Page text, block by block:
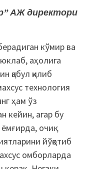
АЖ директори
кўмир ва
аҳолига
қабул қилиб
технология
ҳам ўз
кейин, агар бу
очиқ
йўқотиб
омборларда